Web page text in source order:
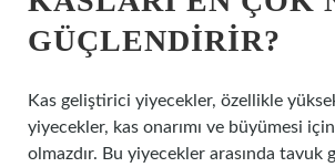
GÜÇLENDIRIR?
Kas geliştirici yiyecekler, özellikle
yiyecekler, kas onarımı ve büyümesi
olmazdır. Bu yiyecekler arasında tavuk